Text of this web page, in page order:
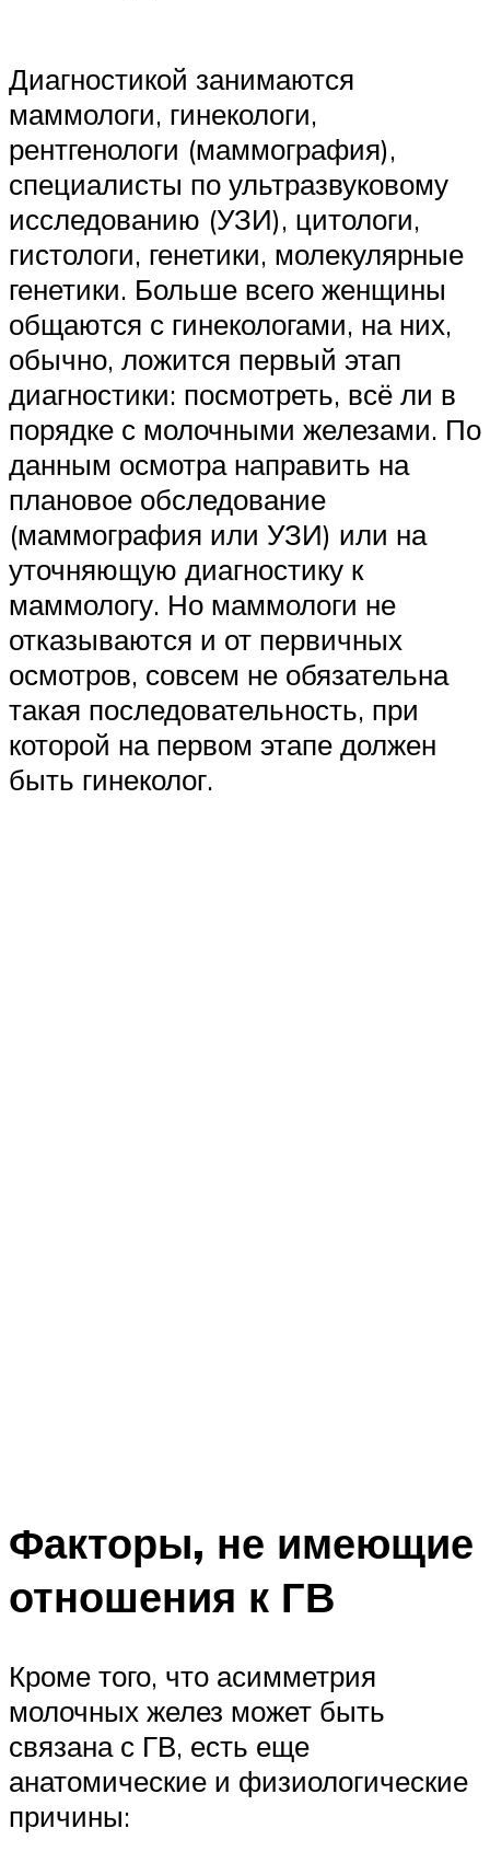
Диагностикой занимаются
маммологи, гинекологи,
рентгенологи (маммография),
специалисты по ультразвуковому
исследованию (УЗИ), цитологи,
гистологи, генетики, молекулярные
генетики. Больше всего женщины
общаются с гинекологами, на них,
обычно, ложится первый этап
диагностики: посмотреть, всё ли в
порядке с молочными железами. По
данным осмотра направить на
плановое обследование
(маммография или УЗИ) или на
уточняющую диагностику к
маммологу. Но маммологи не
отказываются и от первичных
осмотров, совсем не обязательна
такая последовательность, при
которой на первом этапе должен
быть гинеколог.
Факторы, не имеющие
отношения к ГВ
Кроме того, что асимметрия
молочных желез может быть
связана с ГВ, есть еще
анатомические и физиологические
причины: